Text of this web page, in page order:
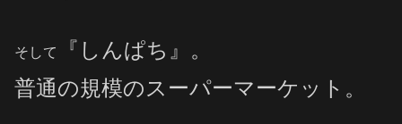
そして
『しんぱち』。
普通の規模のスーパーマーケット。